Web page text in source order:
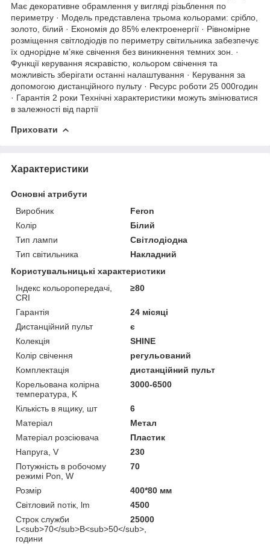
Має декоративне обрамлення у вигляді різьблення по
периметру · Модель представлена трьома кольорами: срібло,
золото, білий · Економія до 85% електроенергії · Рівномірне
розміщення світлодіодів по периметру світильника забезпечує
їх однорідне м’яке свічення без виникнення темних зон. ·
Функції керування яскравістю, кольором свічення та
можливість зберігати останні налаштування · Керування за
допомогою дистанційного пульту · Ресурс роботи 25 000годин
· Гарантія 2 роки Технічні характеристики можуть змінюватися
в залежності від партії
Приховати
Характеристики
Основні атрибути
Виробник
Feron
Колір
Білий
Тип лампи
Світлодіодна
Тип світильника
Накладний
Користувальницькі характеристики
Індекс кольоропередачі,
CRI
≥80
Гарантія
24 місяці
Дистанційний пульт
є
Колекція
SHINE
Колір свічення
регульований
Комплектація
дистанційний пульт
Корельована колірна
температура, K
3000-6500
Кількість в ящику, шт
6
Матеріал
Метал
Матеріал розсіювача
Пластик
Напруга, V
230
Потужність в робочому
режимі Pon, W
70
Розмір
400*80 мм
Світловий потік, lm
4500
Строк служби
L<sub>70</sub>B<sub>50</sub>,
години
25000